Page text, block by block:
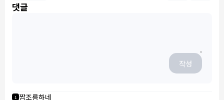
댓글
작성
1 짭조름하네